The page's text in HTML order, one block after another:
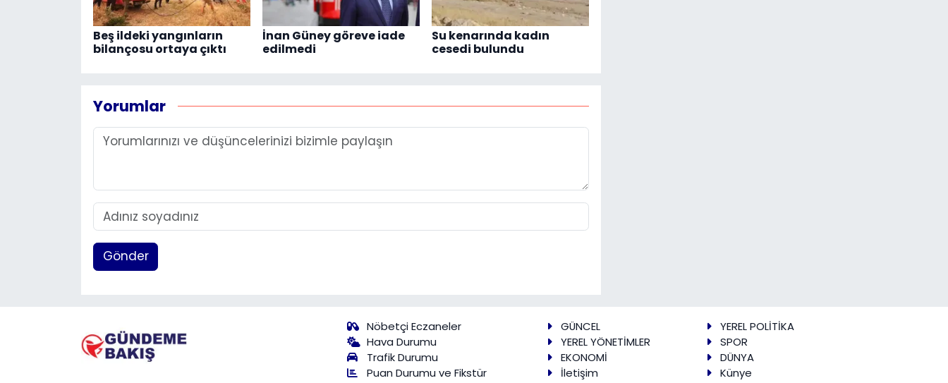
Beş ildeki yangınların
bilançosu ortaya çıktı
İnan Güney göreve iade
edilmedi
Su kenarında kadın
cesedi bulundu
Yorumlar
Gönder
Nöbetçi Eczaneler
Hava Durumu
Trafik Durumu
Puan Durumu ve Fikstür
GÜNCEL
YEREL POLİTİKA
YEREL YÖNETİMLER
SPOR
EKONOMİ
DÜNYA
İletişim
Künye